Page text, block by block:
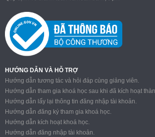
HƯỚNG DẪN VÀ HỖ TRỢ
Hướng dẫn tương tác và hỏi đáp cùng giảng viên.
Hướng dẫn tham gia khoá học sau khi đã kích hoạt
Hướng dẫn lấy lại thông tin đăng nhập tài khoản.
Hướng dẫn đăng ký tham gia khoá học.
Hướng dẫn kích hoạt khoá học.
Hướng dẫn đăng nhập tài khoản.